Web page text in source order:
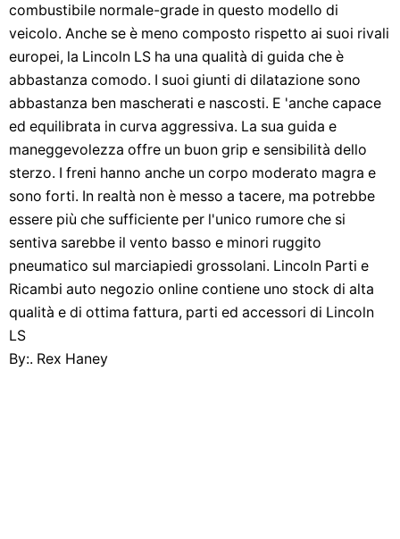
combustibile normale-grade in questo modello di
veicolo. Anche se è meno composto rispetto ai suoi rivali
europei, la Lincoln LS ha una qualità di guida che è
abbastanza comodo. I suoi giunti di dilatazione sono
abbastanza ben mascherati e nascosti. E 'anche capace
ed equilibrata in curva aggressiva. La sua guida e
maneggevolezza offre un buon grip e sensibilità dello
sterzo. I freni hanno anche un corpo moderato magra e
sono forti. In realtà non è messo a tacere, ma potrebbe
essere più che sufficiente per l'unico rumore che si
sentiva sarebbe il vento basso e minori ruggito
pneumatico sul marciapiedi grossolani. Lincoln Parti e
Ricambi auto negozio online contiene uno stock di alta
qualità e di ottima fattura, parti ed accessori di Lincoln
LS
By:. Rex Haney